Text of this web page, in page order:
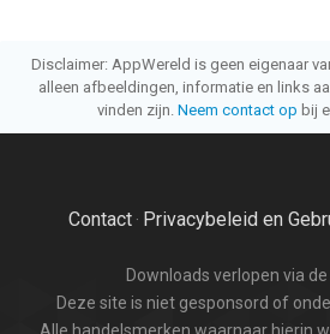
Disclaimer: AppWereld is geen eigenaar
alleen afbeeldingen, informatie en links
vinden zijn. Neem contact op bij
Contact· Privacybeleid en
Downloads verlopen via de
Deze site is niet gesponsord of